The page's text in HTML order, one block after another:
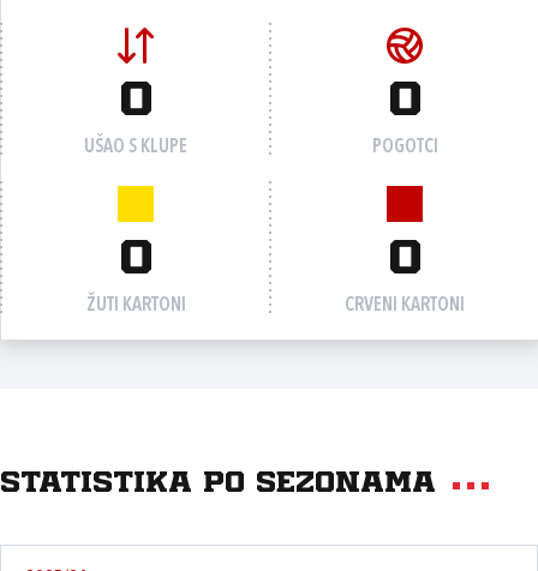
0
UŠAO S KLUPE
0
POGOTCI
0
ŽUTI KARTONI
0
CRVENI KARTONI
Statistika po sezonama